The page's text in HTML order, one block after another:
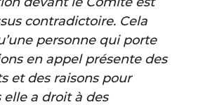
contradictoire. Cela
personne qui porte
en appel présente des
et des raisons pour
elle a droit à des